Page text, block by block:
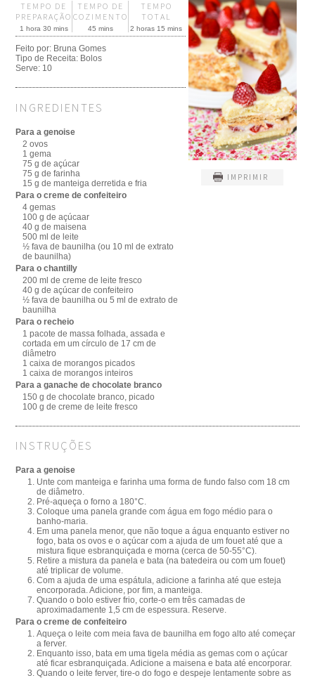
IMPRIMIR
TEMPO DE
PREPARAÇÃO
1 hora 30 mins
TEMPO DE
COZIMENTO
45 mins
TEMPO
TOTAL
2 horas 15 mins
Feito por: Bruna Gomes
Tipo de Receita: Bolos
Serve: 10
INGREDIENTES
Para a genoise
2 ovos
1 gema
75 g de açúcar
75 g de farinha
15 g de manteiga derretida e fria
Para o creme de confeiteiro
4 gemas
100 g de açúcaar
40 g de maisena
500 ml de leite
½ fava de baunilha (ou 10 ml de extrato
de baunilha)
Para o chantilly
200 ml de creme de leite fresco
40 g de açúcar de confeiteiro
½ fava de baunilha ou 5 ml de extrato de
baunilha
Para o recheio
1 pacote de massa folhada, assada e
cortada em um círculo de 17 cm de
diâmetro
1 caixa de morangos picados
1 caixa de morangos inteiros
Para a ganache de chocolate branco
150 g de chocolate branco, picado
100 g de creme de leite fresco
INSTRUÇÕES
Para a genoise
Unte com manteiga e farinha uma forma de fundo falso com 18 cm
de diâmetro.
Pré-aqueça o forno a 180°C.
Coloque uma panela grande com água em fogo médio para o
banho-maria.
Em uma panela menor, que não toque a água enquanto estiver no
fogo, bata os ovos e o açúcar com a ajuda de um fouet até que a
mistura fique esbranquiçada e morna (cerca de 50-55°C).
Retire a mistura da panela e bata (na batedeira ou com um fouet)
até triplicar de volume.
Com a ajuda de uma espátula, adicione a farinha até que esteja
encorporada. Adicione, por fim, a manteiga.
Quando o bolo estiver frio, corte-o em três camadas de
aproximadamente 1,5 cm de espessura. Reserve.
Para o creme de confeiteiro
Aqueça o leite com meia fava de baunilha em fogo alto até começar
a ferver.
Enquanto isso, bata em uma tigela média as gemas com o açúcar
até ficar esbranquiçada. Adicione a maisena e bata até encorporar.
Quando o leite ferver, tire-o do fogo e despeje lentamente sobre as